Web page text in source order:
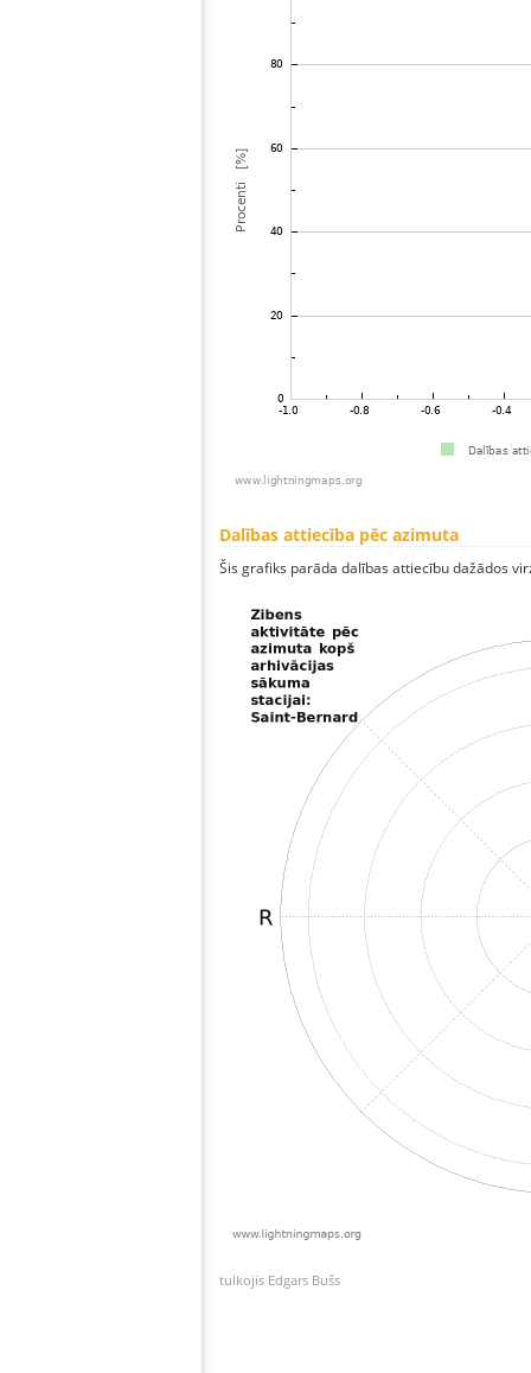
Dalības attiecība pēc azimuta
Šis grafiks parāda dalības attiecību dažādos
tulkojis Edgars Bušs